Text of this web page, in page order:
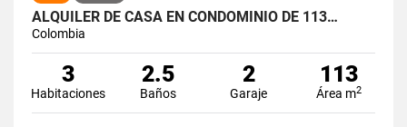
ALQUILER DE CASA EN CONDOMINIO DE 113…
Colombia
3
Habitaciones
2.5
Baños
2
Garaje
113
Área m2